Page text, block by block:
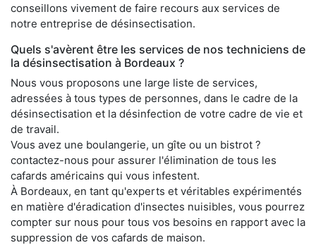
conseillons vivement de faire recours aux services de
notre entreprise de désinsectisation.
Quels s'avèrent être les services de nos techniciens de
la désinsectisation à Bordeaux ?
Nous vous proposons une large liste de services,
adressées à tous types de personnes, dans le cadre de la
désinsectisation et la désinfection de votre cadre de vie et
de travail.
Vous avez une boulangerie, un gîte ou un bistrot ?
contactez-nous pour assurer l'élimination de tous les
cafards américains qui vous infestent.
À Bordeaux, en tant qu'experts et véritables expérimentés
en matière d'éradication d'insectes nuisibles, vous pourrez
compter sur nous pour tous vos besoins en rapport avec la
suppression de vos cafards de maison.